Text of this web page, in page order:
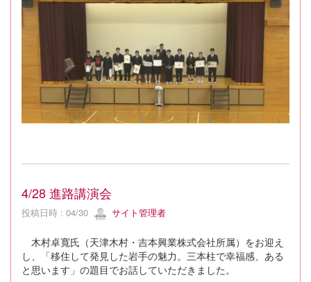
4/28 進路講演会
投稿日時 : 04/30 サイト管理者
木村卓寬氏（天津木村・吉本興業株式会社所属）をお迎え
し、「移住して発見した岩手の魅力。三本柱で幸福感、ある
と思います」の題目でお話していただきました。